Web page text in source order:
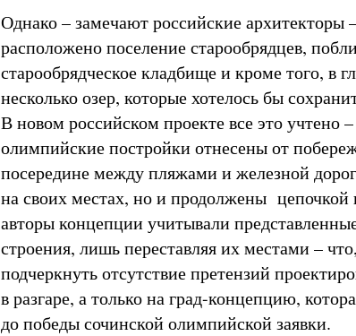
Однако – замечают российские архитекторы
расположено поселение старообрядцев,
старообрядческое кладбище и кроме того, в
несколько озер, которые хотелось бы
В новом российском проекте все это учтено
олимпийские постройки отнесены от
посередине между пляжами и железной
на своих местах, но и продолжены цепочкой
авторы концепции учитывали
строения, лишь переставляя их местами –
подчеркнуть отсутствие претензий
в разгаре, а только на град-концепцию,
до победы сочинской олимпийской заявки.